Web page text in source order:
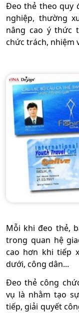
Đeo thẻ theo quy
nghiệp, thường
nâng cao ý thức
chức trách, nhiệm
Mỗi khi đeo thẻ,
trong quan hệ
cao hơn khi tiếp
dưới, công dân...
Đeo thẻ công
vụ là nhằm tạo
tiếp, giải quyết